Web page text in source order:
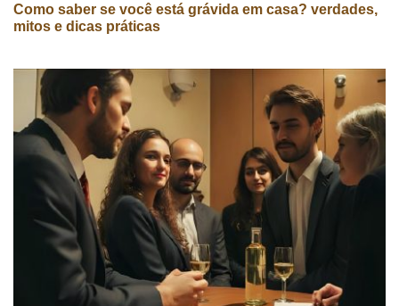
Como saber se você está grávida em casa? verdades,
mitos e dicas práticas